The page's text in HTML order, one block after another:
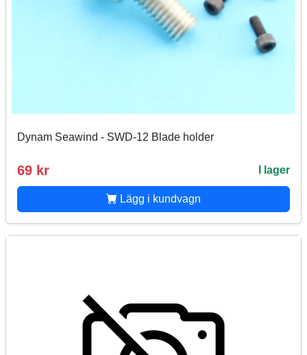
Dynam Seawind - SWD-12 Blade holder
69 kr I lager
Lägg i kundvagn